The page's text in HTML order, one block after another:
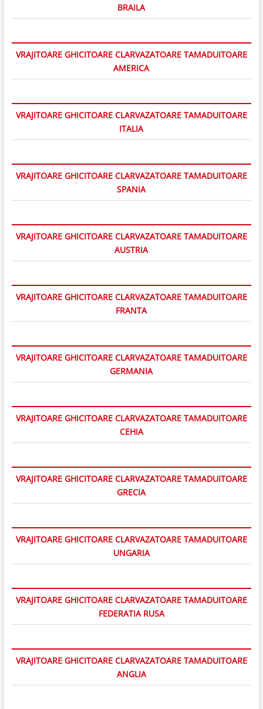
BRAILA
VRAJITOARE GHICITOARE CLARVAZATOARE TAMADUITOARE
AMERICA
VRAJITOARE GHICITOARE CLARVAZATOARE TAMADUITOARE
ITALIA
VRAJITOARE GHICITOARE CLARVAZATOARE TAMADUITOARE
SPANIA
VRAJITOARE GHICITOARE CLARVAZATOARE TAMADUITOARE
AUSTRIA
VRAJITOARE GHICITOARE CLARVAZATOARE TAMADUITOARE
FRANTA
VRAJITOARE GHICITOARE CLARVAZATOARE TAMADUITOARE
GERMANIA
VRAJITOARE GHICITOARE CLARVAZATOARE TAMADUITOARE
CEHIA
VRAJITOARE GHICITOARE CLARVAZATOARE TAMADUITOARE
GRECIA
VRAJITOARE GHICITOARE CLARVAZATOARE TAMADUITOARE
UNGARIA
VRAJITOARE GHICITOARE CLARVAZATOARE TAMADUITOARE
FEDERATIA RUSA
VRAJITOARE GHICITOARE CLARVAZATOARE TAMADUITOARE
ANGLIA